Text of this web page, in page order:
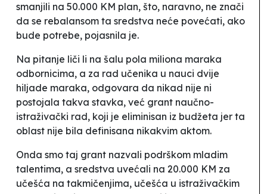
smanjili na 50.000 KM plan, što, naravno, ne znači
da se rebalansom ta sredstva neće povećati, ako
bude potrebe, pojasnila je.
Na pitanje liči li na šalu pola miliona maraka
odbornicima, a za rad učenika u nauci dvije
hiljade maraka, odgovara da nikad nije ni
postojala takva stavka, već grant naučno-
istraživački rad, koji je eliminisan iz budžeta jer ta
oblast nije bila definisana nikakvim aktom.
Onda smo taj grant nazvali podrškom mladim
talentima, a sredstva uvećali na 20.000 KM za
učešća na takmičenjima, učešća u istraživačkim